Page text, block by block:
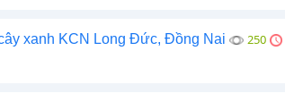
xanh KCN Long Đức, Đồng Nai 250